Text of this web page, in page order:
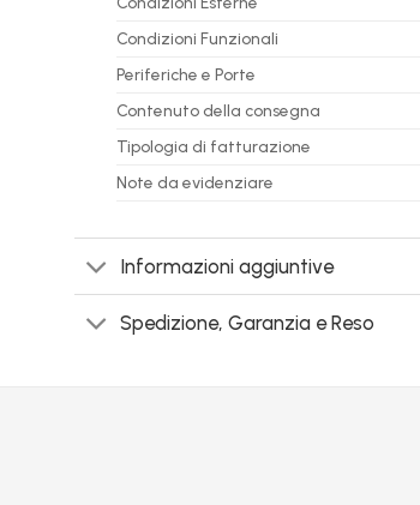
Condizioni Funzionali
Periferiche e Porte
Contenuto della consegna
Tipologia di fatturazione
Note da evidenziare
Informazioni aggiuntive
Spedizione, Garanzia e Reso